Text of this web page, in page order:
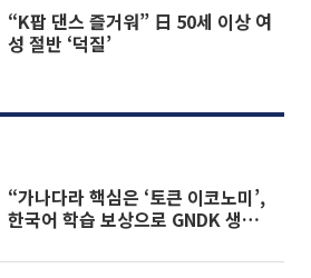
“K팝 댄스 즐거워” 日 50세 이상 여
성 절반 ‘덕질’
“가나다라 핵심은 ‘토큰 이코노미’,
한국어 학습 보상으로 GNDK 생태